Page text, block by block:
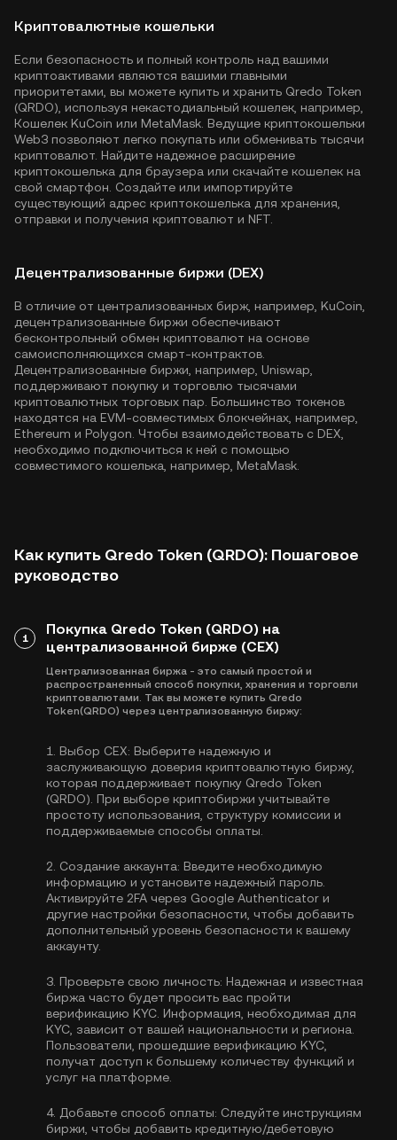
Криптовалютные кошельки
Если безопасность и полный контроль над вашими
криптоактивами являются вашими главными
приоритетами, вы можете купить и хранить Qredo Token
(QRDO), используя некастодиальный кошелек, например,
Кошелек KuCoin или MetaMask. Ведущие криптокошельки
Web3 позволяют легко покупать или обменивать тысячи
криптовалют. Найдите надежное расширение
криптокошелька для браузера или скачайте кошелек на
свой смартфон. Создайте или импортируйте
существующий адрес криптокошелька для хранения,
отправки и получения криптовалют и NFT.
Децентрализованные биржи (DEX)
В отличие от централизованных бирж, например, KuCoin,
децентрализованные биржи обеспечивают
бесконтрольный обмен криптовалют на основе
самоисполняющихся смарт-контрактов.
Децентрализованные биржи, например, Uniswap,
поддерживают покупку и торговлю тысячами
криптовалютных торговых пар. Большинство токенов
находятся на EVM-совместимых блокчейнах, например,
Ethereum и Polygon . Чтобы взаимодействовать с DEX,
необходимо подключиться к ней с помощью
совместимого кошелька, например, MetaMask.
Как купить Qredo Token (QRDO): Пошаговое
руководство
1
Покупка Qredo Token (QRDO) на
централизованной бирже (CEX)
Централизованная биржа - это самый простой и
распространенный способ покупки, хранения и торговли
криптовалютами. Так вы можете купить Qredo
Token(QRDO) через централизованную биржу:
1. Выбор CEX: Выберите надежную и
заслуживающую доверия криптовалютную биржу,
которая поддерживает покупку Qredo Token
(QRDO). При выборе криптобиржи учитывайте
простоту использования, структуру комиссии и
поддерживаемые способы оплаты.
2. Создание аккаунта: Введите необходимую
информацию и установите надежный пароль.
Активируйте 2FA через Google Authenticator и
другие настройки безопасности, чтобы добавить
дополнительный уровень безопасности к вашему
аккаунту.
3. Проверьте свою личность: Надежная и известная
биржа часто будет просить вас пройти
верификацию KYC . Информация, необходимая для
KYC, зависит от вашей национальности и региона.
Пользователи, прошедшие верификацию KYC,
получат доступ к большему количеству функций и
услуг на платформе.
4. Добавьте способ оплаты: Следуйте инструкциям
биржи, чтобы добавить кредитную/дебетовую